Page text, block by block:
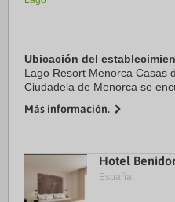
Ubicación del
Lago Resort Menorca Casas
Ciudadela de Menorca se
13 min de Faro de Cap
Más información.
Hotel
España.